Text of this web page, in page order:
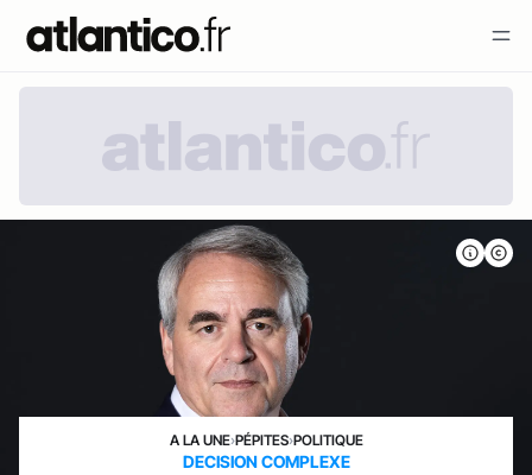
A LA UNE›PÉPITES›POLITIQUE
DECISION COMPLEXE